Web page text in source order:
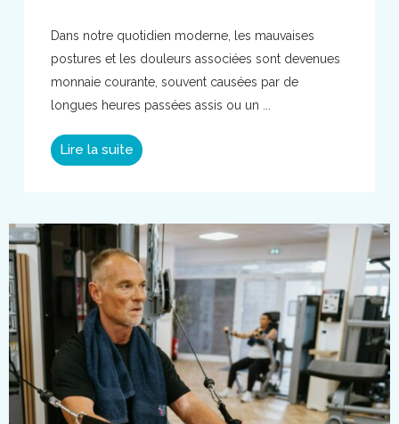
Dans notre quotidien moderne, les mauvaises
postures et les douleurs associées sont devenues
monnaie courante, souvent causées par de
longues heures passées assis ou un ...
Lire la suite